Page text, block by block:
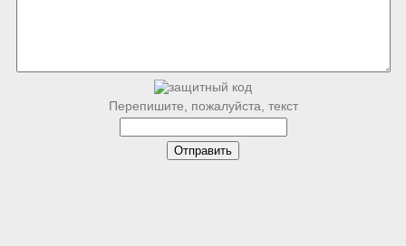
Перепишите, пожалуйста, текст